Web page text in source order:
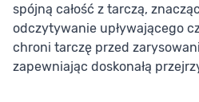
spójną całość z tarczą,
odczytywanie upływającego
chroni tarczę przed
zapewniając doskonałą